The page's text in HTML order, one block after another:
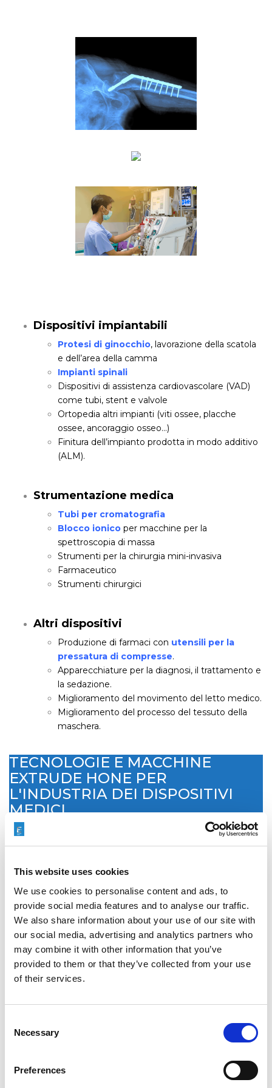
This website uses cookies
We use cookies to personalise content and ads, to
provide social media features and to analyse our traffic.
We also share information about your use of our site with
our social media, advertising and analytics partners who
may combine it with other information that you’ve
provided to them or that they’ve collected from your use
of their services.
Selection
Necessary
Preferences
Dispositivi impiantabili
Protesi di ginocchio, lavorazione della scatola
e dell’area della camma
Impianti spinali
Dispositivi di assistenza cardiovascolare (VAD)
come tubi, stent e valvole
Ortopedia altri impianti (viti ossee, placche
ossee, ancoraggio osseo…)
Finitura dell’impianto prodotta in modo additivo
(ALM).
Strumentazione medica
Tubi per cromatografia
Blocco ionico per macchine per la
spettroscopia di massa
Strumenti per la chirurgia mini-invasiva
Farmaceutico
Strumenti chirurgici
Altri dispositivi
Produzione di farmaci con utensili per la
pressatura di compresse.
Apparecchiature per la diagnosi, il trattamento e
la sedazione.
Miglioramento del movimento del letto medico.
Miglioramento del processo del tessuto della
maschera.
TECNOLOGIE E MACCHINE
EXTRUDE HONE PER
L'INDUSTRIA DEI DISPOSITIVI
MEDICI
A seconda dei requisiti di finitura, della geometria del
abbiamo soluzioni per voi.
Lavorazione elettrochimica e TEM
per la sbavatura dei dispositivi
medici
Lalavorazione elettrochimicarisolve i problemi di
sbavatura, raggiatura o sagomatura specifica dei bordi.
La lavorazione elettrochimica è altamente competitiva
protesi di ginocchio in CoCr (la sezione centrale del box e la
camma). La lavorazione ECM è veloce ed economica
perché la tenacità del materiale non è importante per
l’ECM.